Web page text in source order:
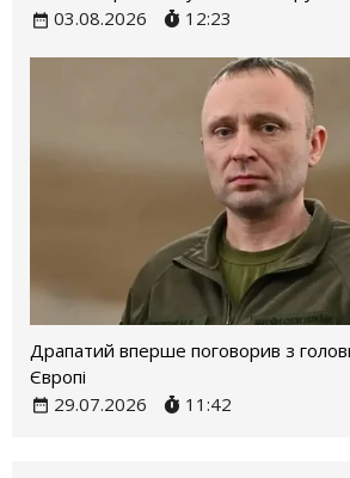
03.08.2026
12:23
Драпатий вперше поговорив з
Європі
29.07.2026
11:42